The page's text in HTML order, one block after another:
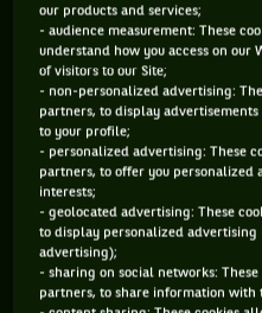
rencontre. Pour la première
mondain. Et l’autre grand
Mousquetaires, n’est autre
2. PARCE QU’AVEC LEUR
PORTENT L’ESTOCADE
RÉPUTÉE
...« Big up » précisément
quatre sets sur Bill Tilden
la France d’égaliser à 2
our products and services;
- audience measurement: These
understand how you access on our
of visitors to our Site;
- non-personalized advertising:
partners, to display
to your profile;
- personalized advertising: These
partners, to offer you personalized
interests;
- geolocated advertising: These
to display personalized advertising
advertising);
- sharing on social networks:
partners, to share information with